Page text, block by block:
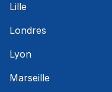
Lille
Londres
Lyon
Marseille